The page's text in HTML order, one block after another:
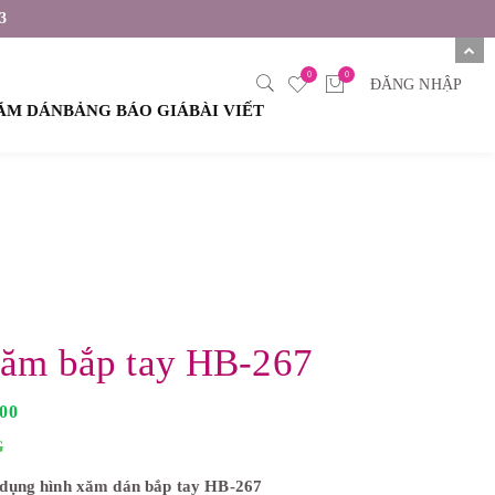
DÁNBẢNG BÁO GIÁBÀI VIẾT
0 0
ĐĂNG NHẬP
bắp tay HB-267
hình xăm dán bắp tay HB-267